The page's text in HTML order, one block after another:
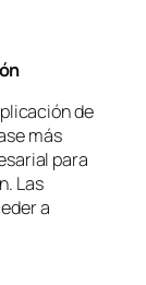
de
más
para
Las
a